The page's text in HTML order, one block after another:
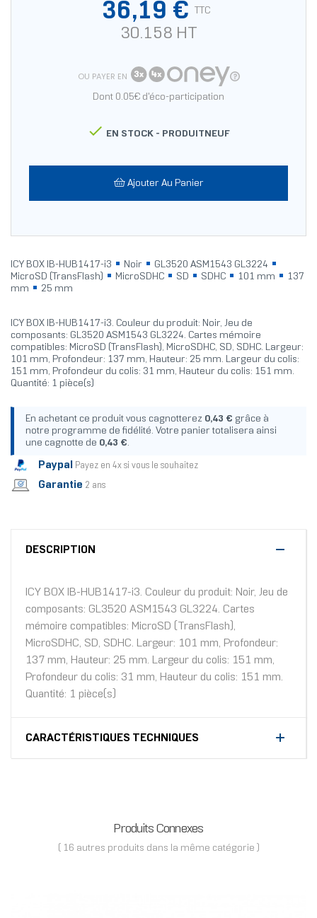
36,19 € TTC
30.158 HT
OU PAYER EN
Dont 0.05€ d'éco-participation
 EN STOCK - PRODUITNEUF
Ajouter Au Panier
ICY BOX IB-HUB1417-i3 Noir
GL3520 ASM1543 GL3224
MicroSD (TransFlash)
MicroSDHC SD SDHC 101 mm
137
mm
25 mm
ICY BOX IB-HUB1417-i3. Couleur du produit: Noir, Jeu de
composants: GL3520 ASM1543 GL3224. Cartes mémoire
compatibles: MicroSD (TransFlash), MicroSDHC, SD, SDHC. Largeur:
101 mm, Profondeur: 137 mm, Hauteur: 25 mm. Largeur du colis:
151 mm, Profondeur du colis: 31 mm, Hauteur du colis: 151 mm.
Quantité: 1 pièce(s)
En achetant ce produit vous cagnotterez 0,43 € grâce à
notre programme de fidélité. Votre panier totalisera ainsi
une cagnotte de 0,43 €.
Paypal Payez en 4x si vous le souhaitez
Garantie 2 ans
DESCRIPTION
ICY BOX IB-HUB1417-i3. Couleur du produit: Noir, Jeu de
composants: GL3520 ASM1543 GL3224. Cartes
mémoire compatibles: MicroSD (TransFlash),
MicroSDHC, SD, SDHC. Largeur: 101 mm, Profondeur:
137 mm, Hauteur: 25 mm. Largeur du colis: 151 mm,
Profondeur du colis: 31 mm, Hauteur du colis: 151 mm.
Quantité: 1 pièce(s)
CARACTÉRISTIQUES TECHNIQUES
Produits Connexes
( 16 autres produits dans la même catégorie )